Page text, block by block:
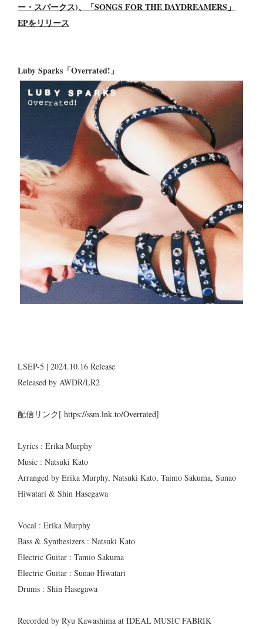
ー・スパークス)、「SONGS FOR THE DAYDREAMERS」
EPをリリース
Luby Sparks「Overrated!」
LSEP-5 | 2024.10.16 Release
Released by AWDR/LR2
配信リンク[ https://ssm.lnk.to/Overrated]
Lyrics : Erika Murphy
Music : Natsuki Kato
Arranged by Erika Murphy, Natsuki Kato, Taimo Sakuma, Sunao
Hiwatari & Shin Hasegawa
Vocal : Erika Murphy
Bass & Synthesizers : Natsuki Kato
Electric Guitar : Tamio Sakuma
Electric Guitar : Sunao Hiwatari
Drums : Shin Hasegawa
Recorded by Ryu Kawashima at IDEAL MUSIC FABRIK